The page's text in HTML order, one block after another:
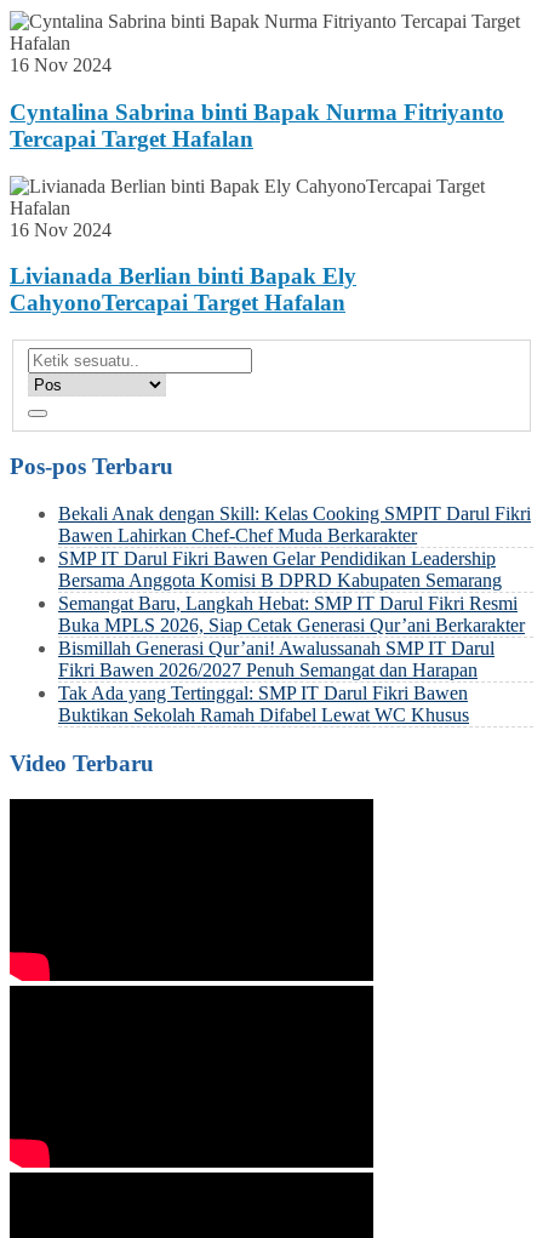
16 Nov 2024
Cyntalina Sabrina binti Bapak Nurma Fitriyanto
Tercapai Target Hafalan
16 Nov 2024
Livianada Berlian binti Bapak Ely
CahyonoTercapai Target Hafalan
Pos-pos Terbaru
Bekali Anak dengan Skill: Kelas Cooking SMPIT Darul Fikri
Bawen Lahirkan Chef-Chef Muda Berkarakter
SMP IT Darul Fikri Bawen Gelar Pendidikan Leadership
Bersama Anggota Komisi B DPRD Kabupaten Semarang
Semangat Baru, Langkah Hebat: SMP IT Darul Fikri Resmi
Buka MPLS 2026, Siap Cetak Generasi Qur’ani Berkarakter
Bismillah Generasi Qur’ani! Awalussanah SMP IT Darul
Fikri Bawen 2026/2027 Penuh Semangat dan Harapan
Tak Ada yang Tertinggal: SMP IT Darul Fikri Bawen
Buktikan Sekolah Ramah Difabel Lewat WC Khusus
Video Terbaru